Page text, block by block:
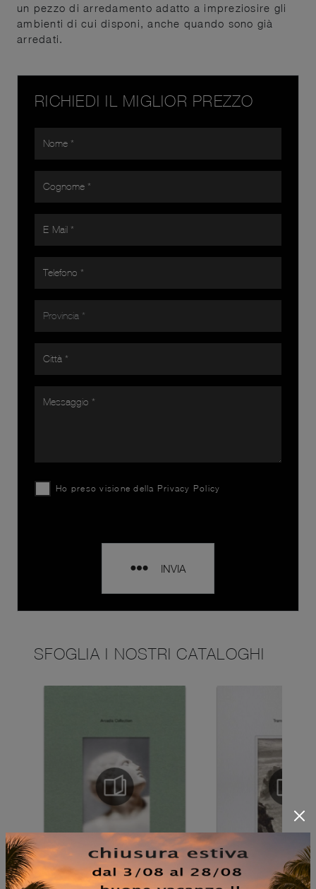
un pezzo di arredamento adatto a impreziosire gli
ambienti di cui disponi, anche quando sono già
arredati.
RICHIEDI IL MIGLIOR PREZZO
Ho preso visione della Privacy Policy
INVIA
SFOGLIA I NOSTRI CATALOGHI